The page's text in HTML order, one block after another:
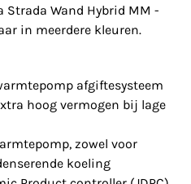
Strada Wand Hybrid MM -
in meerdere kleuren.
afgiftesysteem
hoog vermogen bij lage
zowel voor
koeling